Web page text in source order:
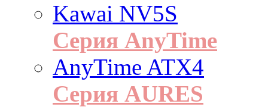
Kawai NV5S
Серия AnyTime
AnyTime ATX4
Серия AURES